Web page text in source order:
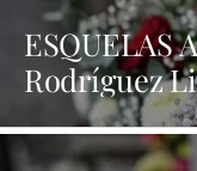
ESQUELAS
Rodríguez